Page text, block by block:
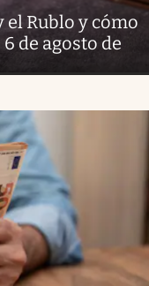
el Rublo y cómo
de agosto de